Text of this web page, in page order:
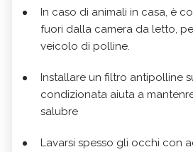
In caso di animali in casa, è
fuori dalla camera da letto,
veicolo di polline.
Installare un filtro antipolline
condizionata aiuta a
salubre
Lavarsi spesso gli occhi con